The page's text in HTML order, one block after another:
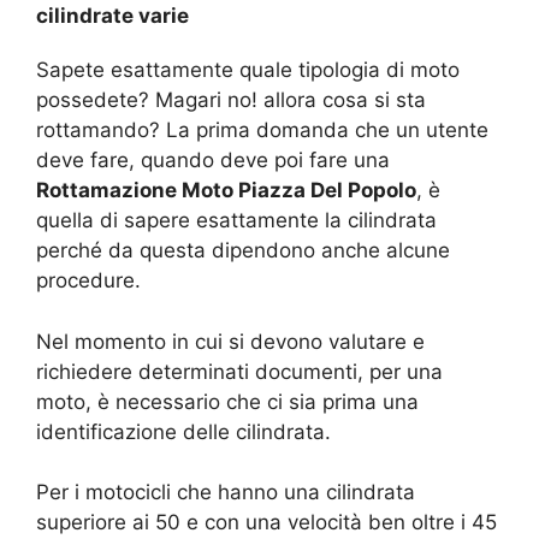
cilindrate varie
Sapete esattamente quale tipologia di moto
possedete? Magari no! allora cosa si sta
rottamando? La prima domanda che un utente
deve fare, quando deve poi fare una
Rottamazione Moto Piazza Del Popolo, è
quella di sapere esattamente la cilindrata
perché da questa dipendono anche alcune
procedure.
Nel momento in cui si devono valutare e
richiedere determinati documenti, per una
moto, è necessario che ci sia prima una
identificazione delle cilindrata.
Per i motocicli che hanno una cilindrata
superiore ai 50 e con una velocità ben oltre i 45